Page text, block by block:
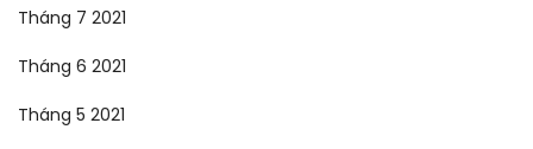
Tháng 7 2021
Tháng 6 2021
Tháng 5 2021